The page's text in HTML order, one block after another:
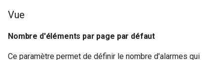
Vue
Nombre d'éléments par page par défaut
Ce paramètre permet de définir le nombre d'alarmes qui